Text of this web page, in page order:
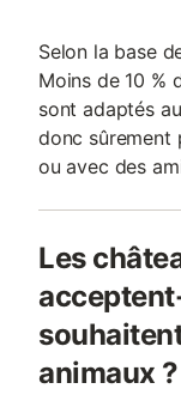
Selon la base
Moins de 10 %
sont adaptés
donc sûrement
ou avec des
Les
animaux ?